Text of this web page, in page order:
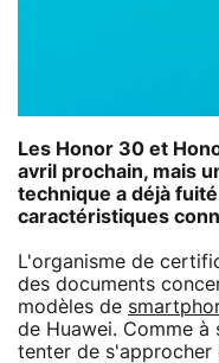
Les Honor 30 et
avril prochain, mais
technique a déjà
caractéristiques
L'organisme de
des documents
modèles de
de Huawei. Comme à
tenter de